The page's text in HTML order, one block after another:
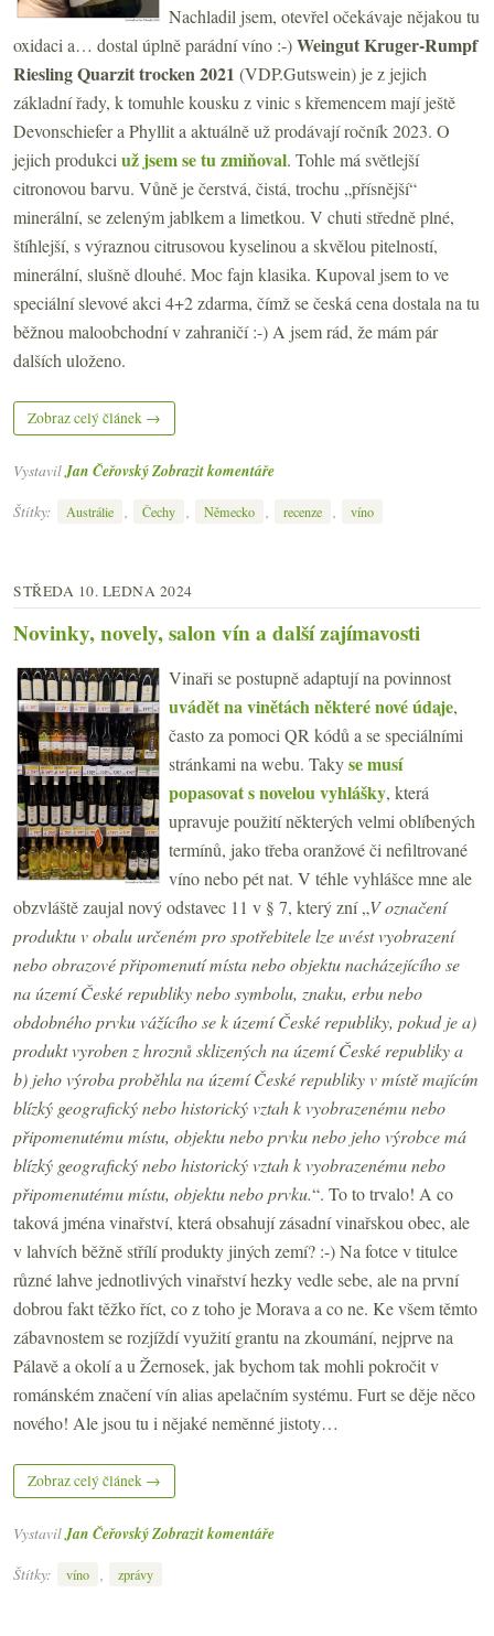
Nachladil jsem, otevřel očekávaje nějakou tu
oxidaci a… dostal úplně parádní víno :-)Weingut Kruger-Rumpf
Riesling Quarzit trocken 2021 (VDP.Gutswein) je z jejich
základní řady, k tomuhle kousku z vinic s křemencem mají ještě
Devonschiefer a Phyllit a aktuálně už prodávají ročník 2023. O
jejich produkciuž jsem se tu zmiňoval. Tohle má světlejší
citronovou barvu. Vůně je čerstvá, čistá, trochu „přísnější“
minerální, se zeleným jablkem a limetkou. V chuti středně plné,
štíhlejší, s výraznou citrusovou kyselinou a skvělou pitelností,
minerální, slušně dlouhé. Moc fajn klasika. Kupoval jsem to ve
speciální slevové akci 4+2 zdarma, čímž se česká cena dostala na tu
běžnou maloobchodní v zahraničí :-) A jsem rád, že mám pár
dalších uloženo.
Zobraz celý článek →
VystavilJan ČeřovskýZobrazit komentáře
Štítky:
Austrálie , Čechy , Německo , recenze , víno
STŘEDA 10. LEDNA 2024
Novinky, novely, salon vín a další zajímavosti
Vinaři se postupně adaptují na povinnost
uvádět na vinětách některé nové údaje,
často za pomoci QR kódů a se speciálními
stránkami na webu. Takyse musí
popasovat s novelou vyhlášky, která
upravuje použití některých velmi oblíbených
termínů, jako třeba oranžové či nefiltrované
víno nebo pét nat. V téhle vyhlášce mne ale
obzvláště zaujal nový odstavec 11 v § 7, který zní „V označení
produktu v obalu určeném pro spotřebitele lze uvést vyobrazení
nebo obrazové připomenutí místa nebo objektu nacházejícího se
na území České republiky nebo symbolu, znaku, erbu nebo
obdobného prvku vážícího se k území České republiky, pokud je a)
produkt vyroben z hroznů sklizených na území České republiky a
b) jeho výroba proběhla na území České republiky v místě majícím
blízký geografický nebo historický vztah k vyobrazenému nebo
připomenutému místu, objektu nebo prvku nebo jeho výrobce má
blízký geografický nebo historický vztah k vyobrazenému nebo
připomenutému místu, objektu nebo prvku.“. To to trvalo! A co
taková jména vinařství, která obsahují zásadní vinařskou obec, ale
v lahvích běžně střílí produkty jiných zemí? :-) Na fotce v titulce
různé lahve jednotlivých vinařství hezky vedle sebe, ale na první
dobrou fakt těžko říct, co z toho je Morava a co ne. Ke všem těmto
zábavnostem se rozjíždí využití grantu na zkoumání, nejprve na
Pálavě a okolí a u Žernosek, jak bychom tak mohli pokročit v
románském značení vín alias apelačním systému. Furt se děje něco
nového! Ale jsou tu i nějaké neměnné jistoty…
Zobraz celý článek →
VystavilJan ČeřovskýZobrazit komentáře
Štítky:
víno zprávy